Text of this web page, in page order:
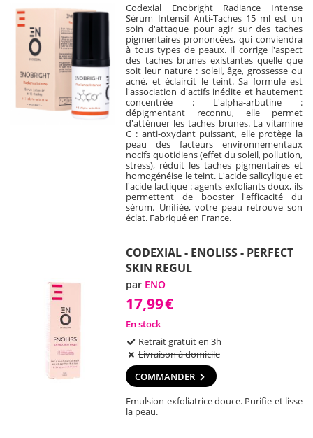
Codexial Enobright Radiance Intense
Sérum Intensif Anti-Taches 15 ml est un
soin d'attaque pour agir sur des taches
pigmentaires prononcées, qui conviendra
à tous types de peaux. Il corrige l'aspect
des taches brunes existantes quelle que
soit leur nature : soleil, âge, grossesse ou
acné, et éclaircit le teint. Sa formule est
l'association d'actifs inédite et hautement
concentrée : L'alpha-arbutine :
dépigmentant reconnu, elle permet
d'atténuer les taches brunes. La vitamine
C : anti-oxydant puissant, elle protège la
peau des facteurs environnementaux
nocifs quotidiens (effet du soleil, pollution,
stress), réduit les taches pigmentaires et
homogénéise le teint. L'acide salicylique et
l'acide lactique : agents exfoliants doux, ils
permettent de booster l'efficacité du
sérum. Unifiée, votre peau retrouve son
éclat. Fabriqué en France.
CODEXIAL - ENOLISS - PERFECT
SKIN REGUL
par ENO
17,99€
En stock
Retrait gratuit en 3h
Livraison à domicile
COMMANDER
Emulsion exfoliatrice douce. Purifie et lisse
la peau.